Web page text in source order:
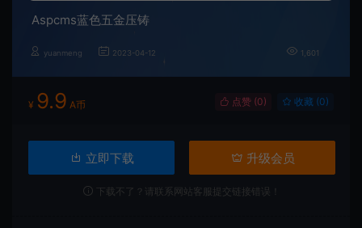
Aspcms蓝色五金压铸
yuanmeng 2023-04-12 1,601
¥ 9.9 A币 点赞 (0) 收藏 (0)
立即下载 升级会员
下载不了？请联系网站客服提交链接错误！